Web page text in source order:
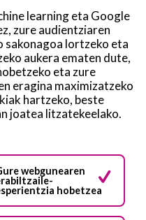
learning eta Google
zure audientziaren
lortzeko eta
aukera ematen dute,
eta zure
eragina maximizatzeko
hartzeko, beste
joatea litzatekeelako.
webgunearen
hobetzea